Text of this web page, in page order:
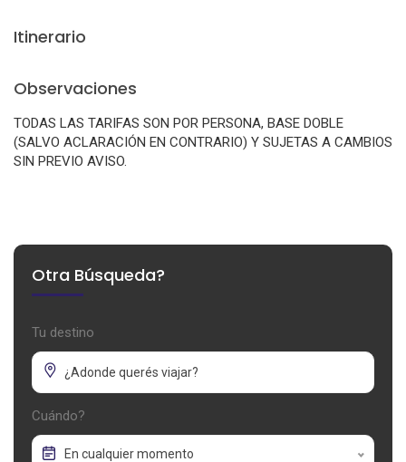
Itinerario
Observaciones
TODAS LAS TARIFAS SON POR PERSONA, BASE DOBLE
(SALVO ACLARACIÓN EN CONTRARIO) Y SUJETAS A CAMBIOS
SIN PREVIO AVISO.
Otra Búsqueda?
Tu destino
Cuándo?
En cualquier momento